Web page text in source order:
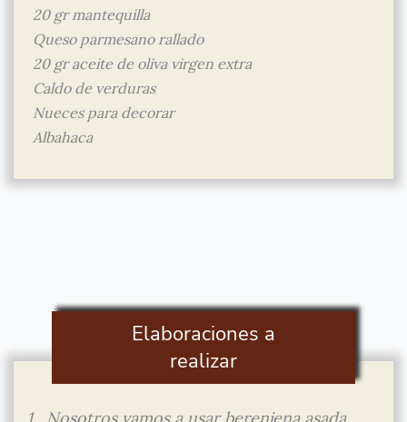
20 gr mantequilla
Queso parmesano rallado
20 gr aceite de oliva virgen extra
Caldo de verduras
Nueces para decorar
Albahaca
Elaboraciones a
realizar
Nosotros vamos a usar berenjena asada,